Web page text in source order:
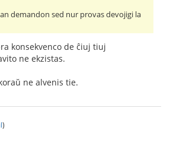
demandon sed nur provas devojigi la
konsekvenco de ĉiuj tiuj
ne ekzistas.
ne alvenis tie.
)